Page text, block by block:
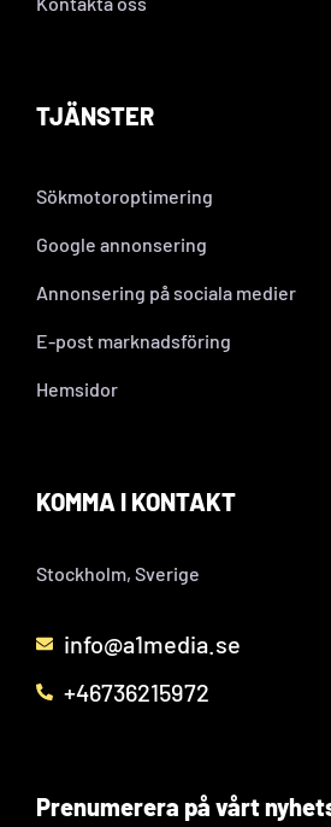
TJÄNSTER
Sökmotoroptimering
Google annonsering
Annonsering på sociala medier
E-post marknadsföring
Hemsidor
KOMMA I KONTAKT
Stockholm, Sverige
info@a1media.se
+46736215972
Prenumerera på vårt